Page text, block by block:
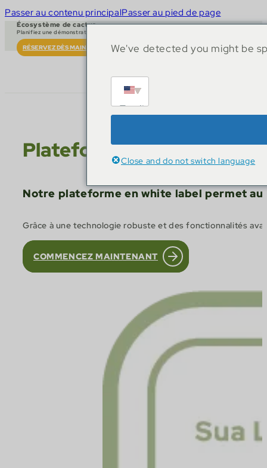
Passer au contenu principalPasser au pied de page
Écosystème de cactus
Planifiez une démonstration en direct
RÉSERVEZ DÈS MAINTENANT
Plateforme en White
Notre plateforme en white label permet
Grâce à une technologie robuste et des fonctionnalités
COMMENCEZ MAINTENANT
We've detected you might be
English
Close and do not switch language